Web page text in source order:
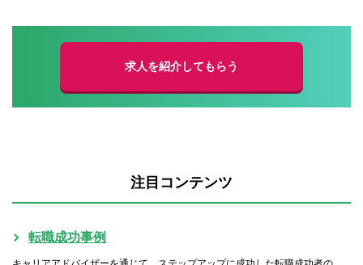
求人を紹介してもらう
注目コンテンツ
転職成功事例